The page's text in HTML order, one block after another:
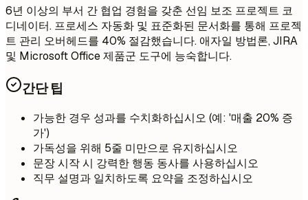
6년 이상의 부서 간 협업 경험을 갖춘 선임 보조 프로젝트 코
디네이터. 프로세스 자동화 및 표준화된 문서화를 통해 프로젝
트 관리 오버헤드를 40% 절감했습니다. 애자일 방법론, JIRA
및 Microsoft Office 제품군 도구에 능숙합니다.
간단 팁
가능한 경우 성과를 수치화하십시오 (예: '매출 20% 증
가')
가독성을 위해 5줄 미만으로 유지하십시오
문장 시작 시 강력한 행동 동사를 사용하십시오
직무 설명과 일치하도록 요약을 조정하십시오